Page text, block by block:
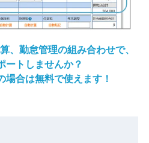
、勤怠管理の組み合わせで、
ートしませんか？
場合は無料で使えます！